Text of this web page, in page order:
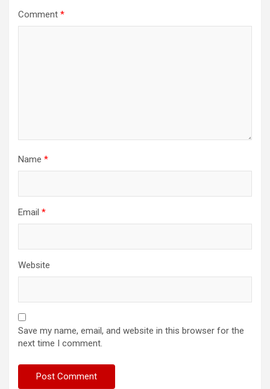
Comment *
Name *
Email *
Website
Save my name, email, and website in this browser for the
next time I comment.